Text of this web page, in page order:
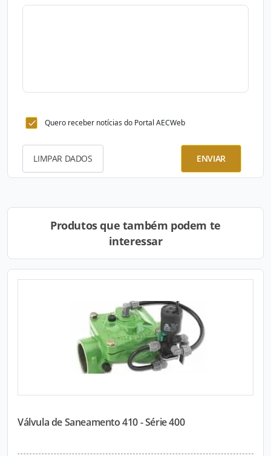
Quero receber notícias do Portal AECWeb
LIMPAR DADOS ENVIAR
Produtos que também podem te
interessar
Válvula de Saneamento 410 - Série 400